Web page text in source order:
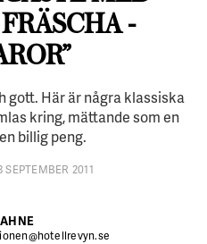
gott. Här är några klassiska
kring, mättande som en
billig peng.
2011